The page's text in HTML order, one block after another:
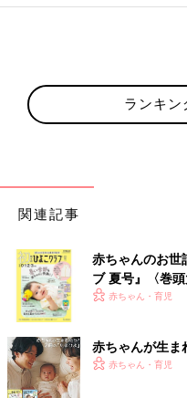
ランキン
関連記事
赤ちゃんのお世
ブ 夏号』〈巻
く！ おっぱい
赤ちゃん・育児
赤ちゃんが生ま
赤ちゃん・育児